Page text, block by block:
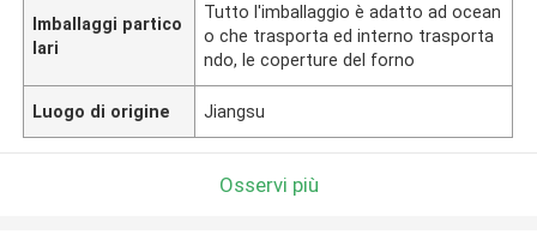
Imballaggi partico
lari
Tutto l'imballaggio è adatto ad ocean
o che trasporta ed interno trasporta
ndo, le coperture del forno
Luogo di origine Jiangsu
Osservi più